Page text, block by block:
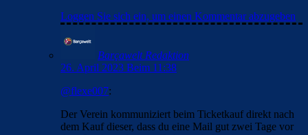
Loggen Sie sich ein, um einen Kommentar abzugeben
Barçawelt Redaktion
26. April 2023 Beim 11:38
@flexe007:
Der Verein kommuniziert beim Ticketkauf direkt nach
dem Kauf dieser, dass du eine Mail gut zwei Tage vor